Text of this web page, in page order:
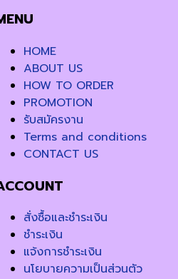
HOME
ABOUT US
HOW TO ORDER
PROMOTION
รับสมัครงาน
Terms and conditions
CONTACT US
สั่งซื้อและชำระเงิน
ชำระเงิน
แจ้งการชำระเงิน
นโยบายความเป็นส่วนตัว